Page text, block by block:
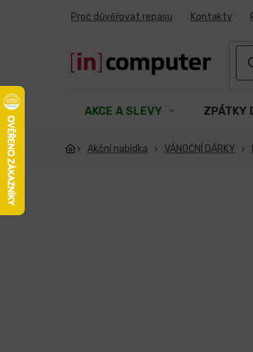
Proč důvěřovat repasu Kontakty
AKCE A SLEVY ZPÁTKY
Akční nabídka VÁNOČNÍ DÁRKY